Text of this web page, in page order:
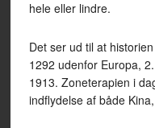
hele eller lindre.
Det ser ud til at
1292 udenfor Europa,
1913. Zoneterapien i
indflydelse af både